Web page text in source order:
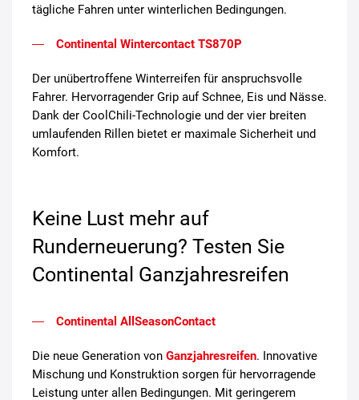
tägliche Fahren unter winterlichen Bedingungen.
Continental Wintercontact TS870P
Der unübertroffene Winterreifen für anspruchsvolle
Fahrer. Hervorragender Grip auf Schnee, Eis und Nässe.
Dank der CoolChili-Technologie und der vier breiten
umlaufenden Rillen bietet er maximale Sicherheit und
Komfort.
Keine Lust mehr auf
Runderneuerung? Testen Sie
Continental Ganzjahresreifen
Continental AllSeasonContact
Die neue Generation von Ganzjahresreifen. Innovative
Mischung und Konstruktion sorgen für hervorragende
Leistung unter allen Bedingungen. Mit geringerem